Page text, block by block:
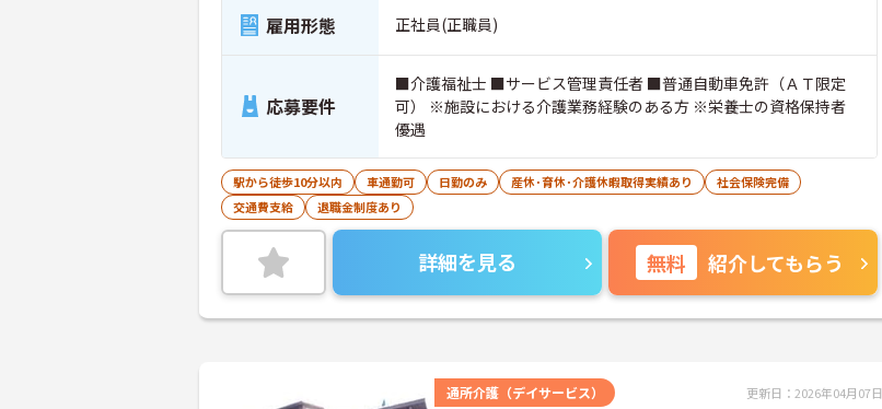
雇用形態 正社員(正職員)
応募要件
■介護福祉士 ■サービス管理責任者 ■普通自動車免許（ＡＴ限定
可） ※施設における介護業務経験のある方 ※栄養士の資格保持者
優遇
駅から徒歩10分以内 車通勤可 日勤のみ 産休･育休･介護休暇取得実績あり
社会保険完備
交通費支給
退職金制度あり
詳細を見る 無料 紹介してもらう
通所介護（デイサービス） 更新日：2026年04月07日